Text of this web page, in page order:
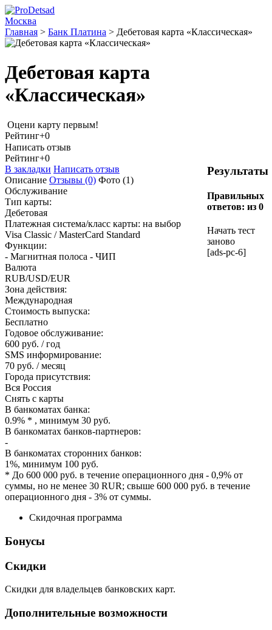
Москва
Главная > Банк Платина > Дебетовая карта «Классическая»
Дебетовая карта
«Классическая»
Оцени карту первым!
Рейтинг+0
Написать отзыв
Результаты
Правильных
ответов: из 0
Начать тест
заново
[ads-pc-6]
Рейтинг+0
В закладки Написать отзыв
Описание Отзывы (0) Фото (1)
Обслуживание
Тип карты:
Дебетовая
Платежная система/класс карты: на выбор
Visa Classic / MasterCard Standard
Функции:
- Магнитная полоса - ЧИП
Валюта
RUB/USD/EUR
Зона действия:
Международная
Стоимость выпуска:
Бесплатно
Годовое обслуживание:
600 руб. / год
SMS информирование:
70 руб. / месяц
Города присутствия:
Вся Россия
Снять с карты
В банкоматах банка:
0.9% * , минимум 30 руб.
В банкоматах банков-партнеров:
-
В банкоматах сторонних банков:
1%, минимум 100 руб.
* До 600 000 руб. в течение операционного дня - 0,9% от
суммы, но не менее 30 RUR; свыше 600 000 руб. в течение
операционного дня - 3% от суммы.
Скидочная программа
Бонусы
Скидки
Скидки для владельцев банковских карт.
Дополнительные возможности